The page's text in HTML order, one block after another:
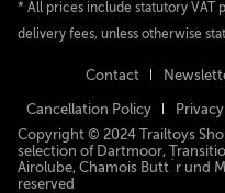
* All prices include statutory VAT
delivery fees, unless otherwise
Contact
Cancellation Policy Privacy
Copyright © 2024 Trailtoys
selection of Dartmoor,
Airolube, Chamois Butt´r und
reserved